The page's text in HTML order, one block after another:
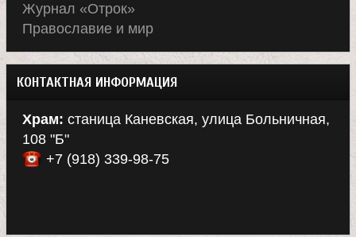
Журнал «Отрок»
Православие и мир
КОНТАКТНАЯ ИНФОРМАЦИЯ
Храм: станица Каневская, улица Больничная,
108 "Б"
+7 (918) 339-98-75